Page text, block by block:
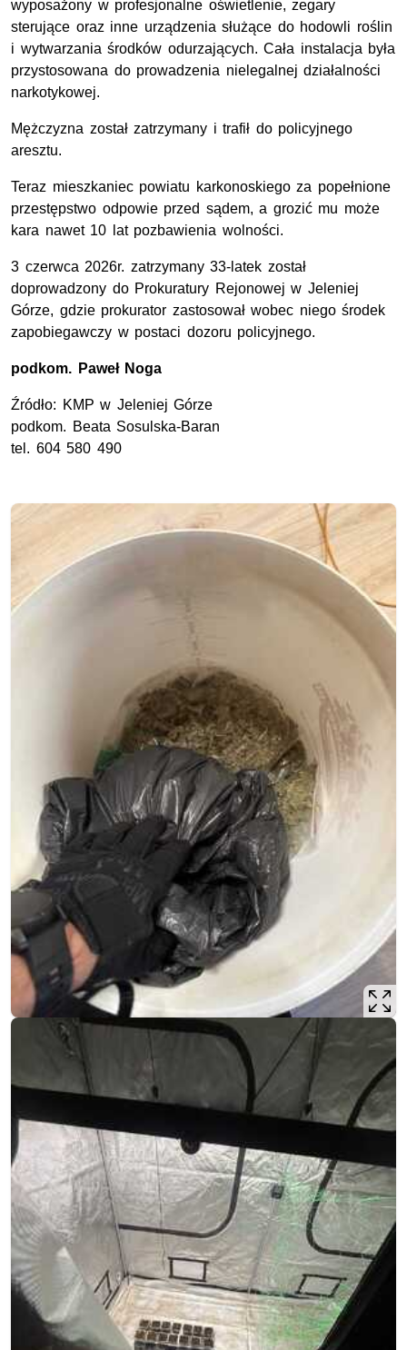
wyposażony w profesjonalne oświetlenie, zegary
sterujące oraz inne urządzenia służące do hodowli roślin
i wytwarzania środków odurzających. Cała instalacja była
przystosowana do prowadzenia nielegalnej działalności
narkotykowej.
Mężczyzna został zatrzymany i trafił do policyjnego
aresztu.
Teraz mieszkaniec powiatu karkonoskiego za popełnione
przestępstwo odpowie przed sądem, a grozić mu może
kara nawet 10 lat pozbawienia wolności.
3 czerwca 2026r. zatrzymany 33-latek został
doprowadzony do Prokuratury Rejonowej w Jeleniej
Górze, gdzie prokurator zastosował wobec niego środek
zapobiegawczy w postaci dozoru policyjnego.
podkom. Paweł Noga
Źródło: KMP w Jeleniej Górze
podkom. Beata Sosulska-Baran
tel. 604 580 490